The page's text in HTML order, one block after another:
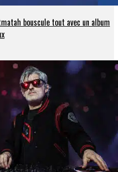
bouscule tout avec un album